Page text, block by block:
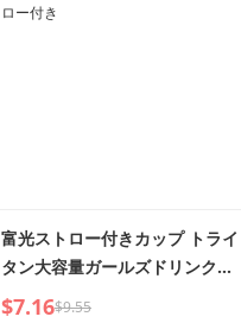
富光ストロー付きカップ トライ
タン大容量ガールズドリンクボ
トル おしゃれな学生用コーヒー
$7.16$9.55